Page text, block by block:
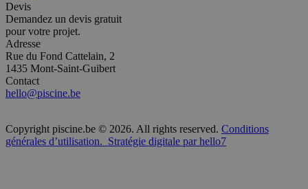
Devis
Demandez un devis gratuit
pour votre projet.
Adresse
Rue du Fond Cattelain, 2
1435 Mont-Saint-Guibert
Contact
hello@piscine.be
Copyright piscine.be © 2026. All rights reserved. Conditions
générales d’utilisation. Stratégie digitale par hello7